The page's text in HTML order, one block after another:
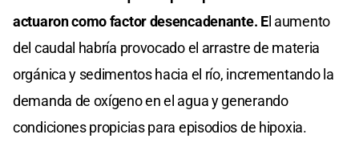
actuaron como factor desencadenante. El aumento
del caudal habría provocado el arrastre de materia
orgánica y sedimentos hacia el río, incrementando la
demanda de oxígeno en el agua y generando
condiciones propicias para episodios de hipoxia.